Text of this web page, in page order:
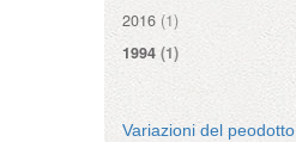
2016 (1)
1994 (1)
Variazioni del peodotto